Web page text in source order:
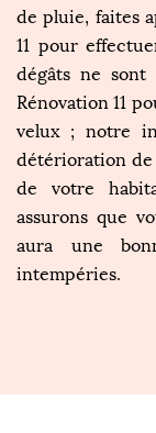
de pluie, faites
11 pour
dégâts ne sont
Rénovation 11
velux ; notre
détérioration
de votre
assurons que
aura une
intempéries.